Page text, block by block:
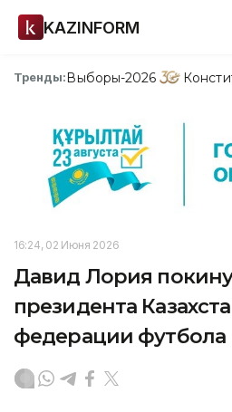
KAZINFORM
Тренды:Выборы-2026
16:24, 02 Июня 2026
Давид Лория
президента
федерации футбола